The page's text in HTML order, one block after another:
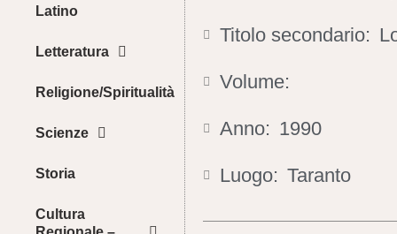
Latino
Letteratura
Religione/Spiritualità
Scienze
Storia
Cultura
Titolo secondario:
Volume:
Anno: 1990
Luogo: Taranto